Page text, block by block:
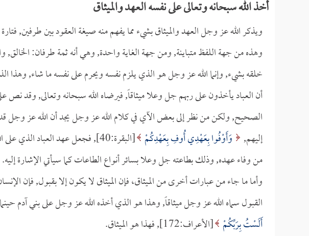
أخذ الله سبحانه وتعالى على نفسه العهد والميثاق
ويذكر الله عز وجل العهد والميثاق بشيء مما يفهم منه صيغة العقود بين طرفين,
وهذه من جهة اللفظ متباينة, ومن جهة الغاية واحدة, وهي أنه ثمة طرفان: الخالق,
خلقه بشيء, وإنما الله عز وجل هو الذي يلزم نفسه ويحرم على نفسه ما شاء,
أن العباد يأخذون على ربهم جل وعلا ميثاقاً, فيرضاه الله سبحانه وتعالى, وقد نص
الصحيح, ولكن من نظر إلى بعض الآي في كلام الله عز وجل يجد أن الله عز وجل
إليهم, وَأَوْفُوا بِعَهْدِي أُوفِ بِعَهْدِكُمْ
[البقرة:40], فجعل عهد العباد الذي
من وفاء عهده, وذلك بطاعته جل وعلا بسائر أنواع الطاعات كما سيأتي الإشارة إليه.
وأما ما جاء من عبارات أخرى من الميثاق، فإن الميثاق لا يكون إلا بقبول, فإن
القبول سماه الله عز وجل ميثاقاً, وهذا هو الذي أخذه الله عز وجل على بني آدم
أَلَسْتُ بِرَبِّكُمْ [الأعراف:172], فهذا هو الميثاق.